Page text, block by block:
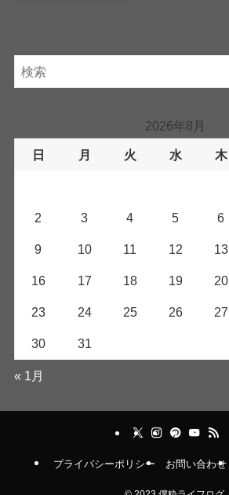
2026年8月
日 月 火 水 木
2 3 4 5 6
9 10 11 12 13
16 17 18 19 20
23 24 25 26 27
30 31
« 1月
プライバシーポリシー お問い合わせ